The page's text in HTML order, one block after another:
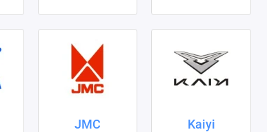
JMC Kaiyi